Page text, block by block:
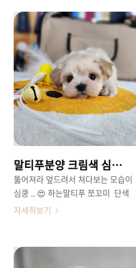
말티푸개인적으로 제일 좋아하는말
티푸 얼굴상이예요 😘😘 손바닥만한
쪼꼬만 몸이지만노는 모습 보면너무
귀여워서 웃게 되는 아이 ㅎㅎ우다다
쫓아오면서 달려오는 모습이교감이
잘 되는거 같아서 더 귀엽게 느껴졌
네요 ㅎㅎ잘 놀고 애교가 많다보니오
케이독의 아이들은항상 사진보다 영
상이 사랑스럽고영상보다 실물이 백
만배 예쁘고 사랑스럽답니다 정말
심쿵하지 않나요..사진찍는데 요러고
애교를 부리면 ㅎㅎ귀여워서 자꾸만
쓰담쓰담소박이의 첫 견생샷 반곱슬
모질에짧은 머즐길이모량 부자완벽
한 꽃미모저 짧은 다리길이까지 .. 머
리부터 발끝까지 사랑스럽답니다 오
말티푸분양 크림색 심쿵비쥬얼 쪼꼬미
뚫어져라 엎드려서 쳐다보는 모습이
심쿵 .. 😍 하는말티푸 쪼꼬미 단색
크림 모색의말티푸 아가랍니다😎😍
비쥬얼이죠 모색도 스타일도다양한
자세히보기